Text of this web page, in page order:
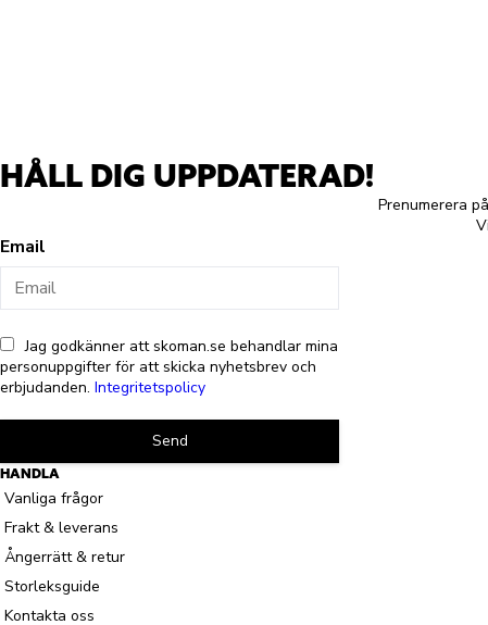
HÅLL DIG UPPDATERAD!
Prenumerera
Email
Jag godkänner att skoman.se behandlar mina
personuppgifter för att skicka nyhetsbrev och
erbjudanden. Integritetspolicy
Send
HANDLA
Vanliga frågor
Frakt & leverans
Ångerrätt & retur
Storleksguide
Kontakta oss